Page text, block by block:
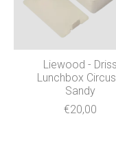
Liewood - Driss
Lunchbox
Sandy
€20,00